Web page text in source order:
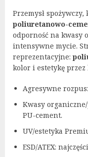
Przemysł
poliuretanowo-
odporność na kwasy
intensywne mycie.
reprezentacyjne:
kolor i estetykę przez
Agresywne
Kwasy
PU-cement.
UV/estetyka
ESD/ATEX: